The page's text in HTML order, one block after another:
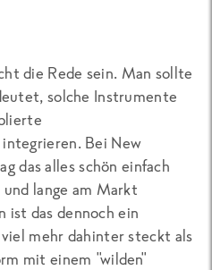
die Rede sein. Man sollte
solche Instrumente
Bei New
das alles schön einfach
lange am Markt
ist das dennoch ein
mehr dahinter steckt als
mit einem "wilden"